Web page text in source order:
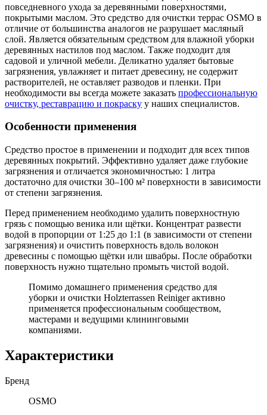
повседневного ухода за деревянными поверхностями,
покрытыми маслом. Это средство для очистки террас OSMO в
отличие от большинства аналогов не разрушает масляный
слой. Является обязательным средством для влажной уборки
деревянных настилов под маслом. Также подходит для
садовой и уличной мебели. Деликатно удаляет бытовые
загрязнения, увлажняет и питает древесину, не содержит
растворителей, не оставляет разводов и пленки. При
необходимости вы всегда можете заказать профессиональную
очистку, реставрацию и покраску у наших специалистов.
Особенности применения
Средство простое в применении и подходит для всех типов
деревянных покрытий. Эффективно удаляет даже глубокие
загрязнения и отличается экономичностью: 1 литра
достаточно для очистки 30–100 м² поверхности в зависимости
от степени загрязнения.
Перед применением необходимо удалить поверхностную
грязь с помощью веника или щётки. Концентрат развести
водой в пропорции от 1:25 до 1:1 (в зависимости от степени
загрязнения) и очистить поверхность вдоль волокон
древесины с помощью щётки или швабры. После обработки
поверхность нужно тщательно промыть чистой водой.
Помимо домашнего применения средство для
уборки и очистки Holzterrassen Reiniger активно
применяется профессиональным сообществом,
мастерами и ведущими клининговыми
компаниями.
Характеристики
Бренд
OSMO